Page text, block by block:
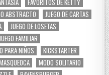
ABSTRACTO
JUEGO DE CARTAS
JUEGO DE LOSETAS
JUEGO FAMILIAR
PARA NIÑOS
KICKSTARTER
MODO SOLITARIO